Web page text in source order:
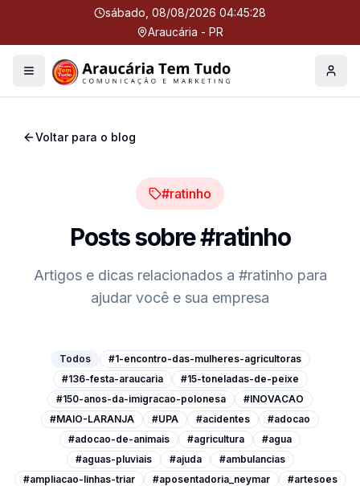
sábado, 08/08/2026 04:45:29
Araucária - PR
Menu Perfil
Voltar para o blog
#ratinho
Posts sobre#ratinho
Artigos e dicas relacionados a #ratinho para
ajudar você e sua empresa
Todos
#1-encontro-das-mulheres-agricultoras
#136-festa-araucaria
#15-toneladas-de-peixe
#150-anos-da-imigracao-polonesa
#INOVACAO
#MAIO-LARANJA
#UPA #acidentes
#adocao
#adocao-de-animais
#agricultura
#agua
#aguas-pluviais
#ajuda
#ambulancias
#ampliacao-linhas-triar
#aposentadoria_neymar
#artesoes